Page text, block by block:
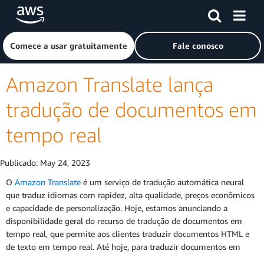
Pular para o conteúdo principal
Clique aqui para voltar à página inicial da Amazon Web
Comece a usar gratuitamente Fale conosco
Amazon Translate lança
tradução de documentos em
tempo real
Publicado: May 24, 2023
O Amazon Translate é um serviço de tradução automática neural
que traduz idiomas com rapidez, alta qualidade, preços econômicos
e capacidade de personalização. Hoje, estamos anunciando a
disponibilidade geral do recurso de tradução de documentos em
tempo real, que permite aos clientes traduzir documentos HTML e
de texto em tempo real. Até hoje, para traduzir documentos em